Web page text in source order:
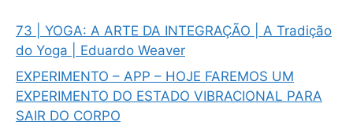
73 | YOGA: A ARTE DA INTEGRAÇÃO | A Tradição
do Yoga | Eduardo Weaver
EXPERIMENTO – APP – HOJE FAREMOS UM
EXPERIMENTO DO ESTADO VIBRACIONAL PARA
SAIR DO CORPO